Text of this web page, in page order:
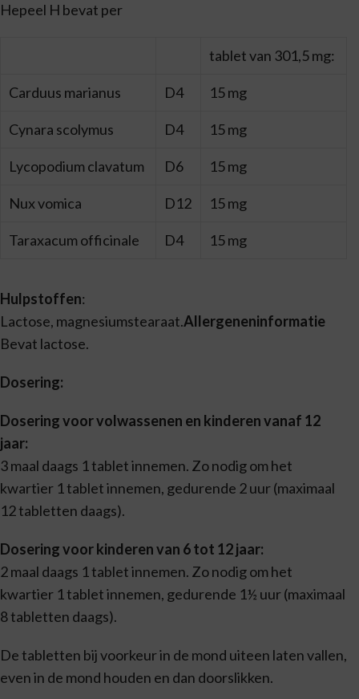
Hepeel H bevat per
tablet van 301,5 mg:
Carduus marianus D4 15 mg
Cynara scolymus D4 15 mg
Lycopodium clavatum D6 15 mg
Nux vomica D12 15 mg
Taraxacum officinale D4 15 mg
Hulpstoffen:
Lactose, magnesiumstearaat.Allergeneninformatie
Bevat lactose.
Dosering:
Dosering voor volwassenen en kinderen vanaf 12
jaar:
3 maal daags 1 tablet innemen. Zo nodig om het
kwartier 1 tablet innemen, gedurende 2 uur (maximaal
12 tabletten daags).
Dosering voor kinderen van 6 tot 12 jaar:
2 maal daags 1 tablet innemen. Zo nodig om het
kwartier 1 tablet innemen, gedurende 1½ uur (maximaal
8 tabletten daags).
De tabletten bij voorkeur in de mond uiteen laten vallen,
even in de mond houden en dan doorslikken.